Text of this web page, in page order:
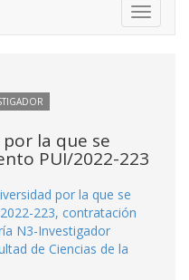
Toggle
la que se
PUI/2022-223
por la que se
223, contratación
N3-Investigador
de Ciencias de la